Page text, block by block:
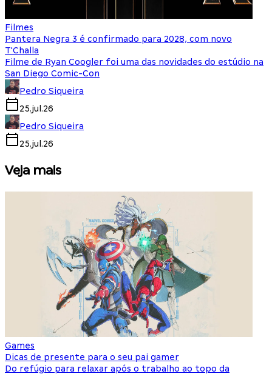
Filmes
Pantera Negra 3 é confirmado para 2028, com novo
T'Challa
Filme de Ryan Coogler foi uma das novidades do estúdio na
San Diego Comic-Con
Pedro Siqueira
25.jul.26
Pedro Siqueira
25.jul.26
Veja mais
Games
Dicas de presente para o seu pai gamer
Do refúgio para relaxar após o trabalho ao topo da